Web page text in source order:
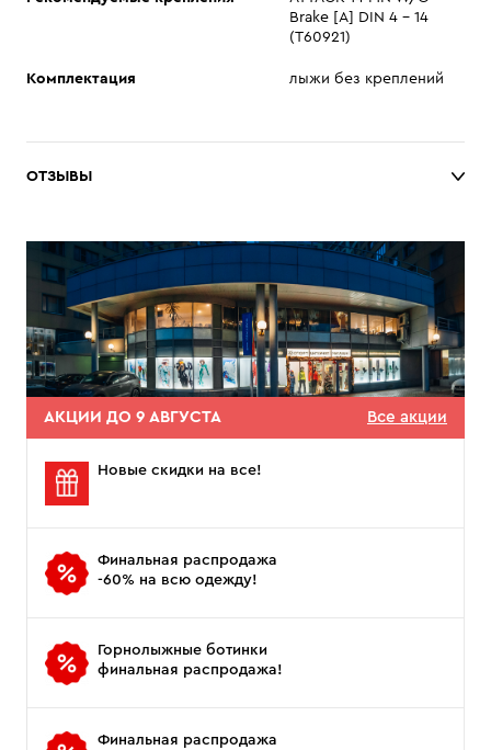
Brake [A] DIN 4 - 14
(T60921)
Комплектация лыжи без креплений
ОТЗЫВЫ
АКЦИИ ДО 9 АВГУСТА Все акции
Новые скидки на все!
Финальная распродажа
-60% на всю одежду!
Горнолыжные ботинки
финальная распродажа!
Финальная распродажа